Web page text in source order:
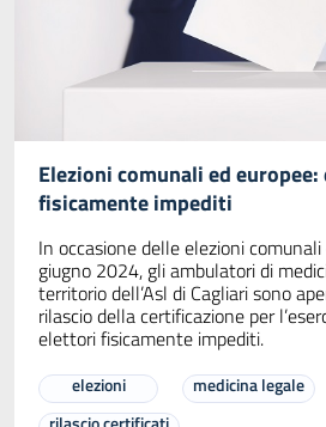
Elezioni comunali ed
fisicamente impediti
In occasione delle elezioni comunali
giugno 2024, gli ambulatori di
territorio dell’Asl di Cagliari sono
rilascio della certificazione per
elettori fisicamente impediti.
elezioni
medicina legale